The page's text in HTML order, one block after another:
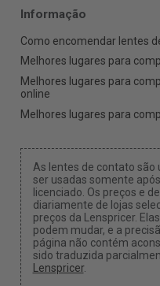
Informação
Como encomendar lentes
Melhores lugares para
Melhores lugares para
online
Melhores lugares para
As lentes de contato são
ser usadas somente
licenciado. Os preços e
diariamente de lojas
preços da Lenspricer.
podem mudar, e a
página não contém
sido traduzida
Lenspricer.